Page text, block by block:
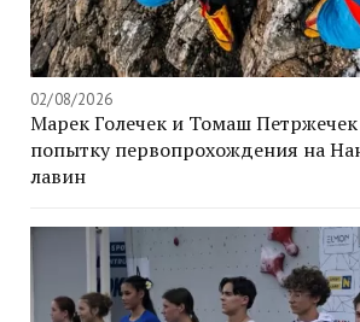
02/08/2026
Марек Голечек и Томаш
попытку первопрохождения на
лавин